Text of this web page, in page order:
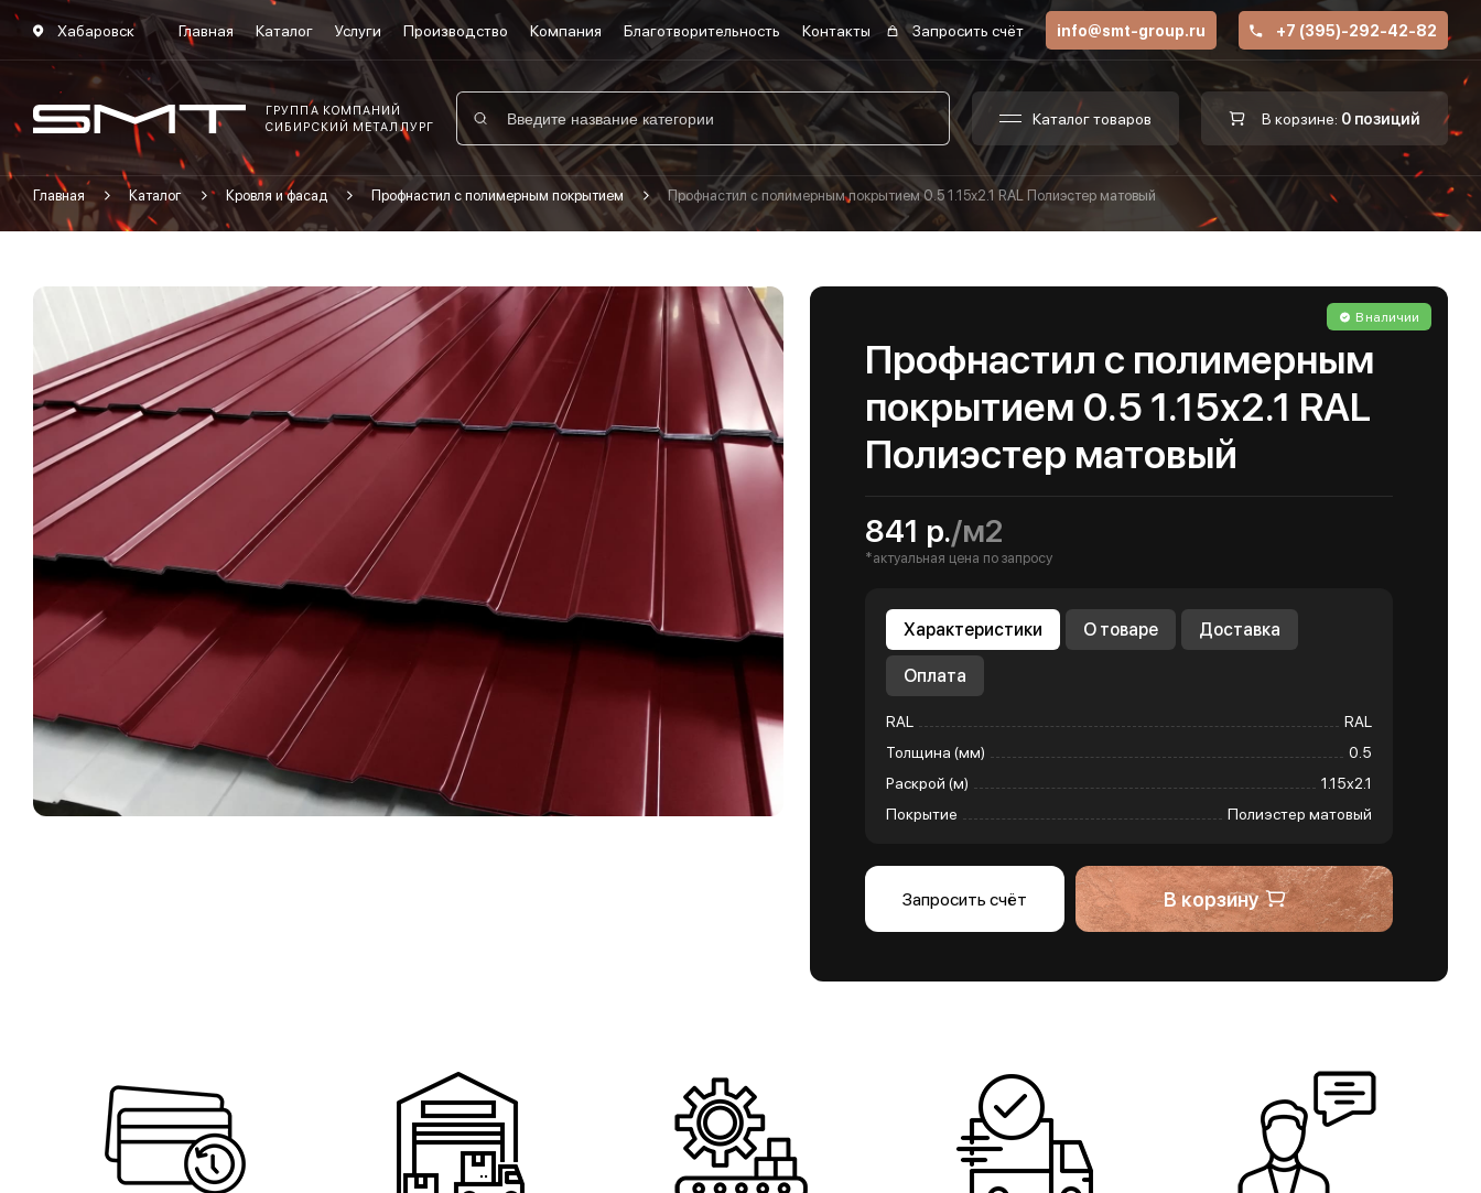
Хабаровск Главная Каталог Услуги Производство Компания Благотворительность Контакты Запросить счёт info@smt-group.ru +7 (395)-292-42-82
ГРУППА КОМПАНИЙ
СИБИРСКИЙ МЕТАЛЛУРГ
Каталог товаров В корзине: 0 позиций
Главная Каталог Кровля и фасад Профнастил с полимерным покрытием Профнастил с полимерным покрытием 0.5 1.15х2.1 RAL Полиэстер матовый
В наличии
Профнастил с полимерным
покрытием 0.5 1.15х2.1 RAL
Полиэстер матовый
841 р./м2
*актуальная цена по запросу
Характеристики О товаре Доставка
Оплата
RAL
RAL
Толщина (мм)
0.5
Раскрой (м)
1.15х2.1
Покрытие
Полиэстер матовый
Запросить счёт В корзину